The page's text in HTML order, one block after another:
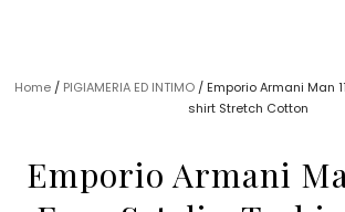
Home/ PIGIAMERIA ED INTIMO/ Emporio Armani Man
shirt Stretch Cotton
Emporio Armani